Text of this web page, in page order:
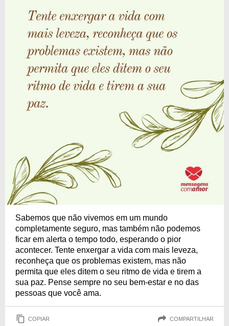
Sabemos que não vivemos em um mundo
completamente seguro, mas também não podemos
ficar em alerta o tempo todo, esperando o pior
acontecer. Tente enxergar a vida com mais leveza,
reconheça que os problemas existem, mas não
permita que eles ditem o seu ritmo de vida e tirem a
sua paz. Pense sempre no seu bem-estar e no das
pessoas que você ama.
COPIAR COMPARTILHAR